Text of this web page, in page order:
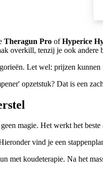
Theragun Pro ofHyperice
overkill, tenzij je ook andere
Let wel: prijzen
opzetstuk? Dat is een
magie. Het werkt het
vind je een
met koudeterapie. Na het